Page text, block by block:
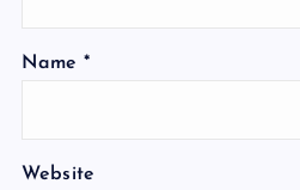
Name *
Website